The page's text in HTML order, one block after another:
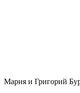
Мария и Григорий